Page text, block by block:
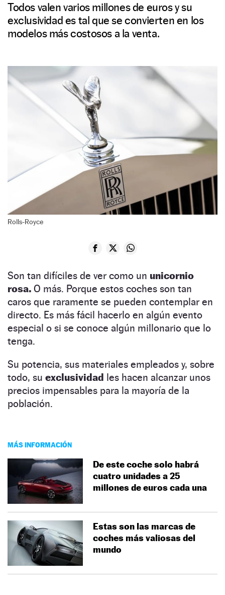
Todos valen varios millones de euros y su
exclusividad es tal que se convierten en los
modelos más costosos a la venta.
Rolls-Royce
Son tan difíciles de ver como un unicornio
rosa. O más. Porque estos coches son tan
caros que raramente se pueden contemplar en
directo. Es más fácil hacerlo en algún evento
especial o si se conoce algún millonario que lo
tenga.
Su potencia, sus materiales empleados y, sobre
todo, su exclusividad les hacen alcanzar unos
precios impensables para la mayoría de la
población.
MÁS INFORMACIÓN
De este coche solo habrá
cuatro unidades a 25
millones de euros cada una
Estas son las marcas de
coches más valiosas del
mundo